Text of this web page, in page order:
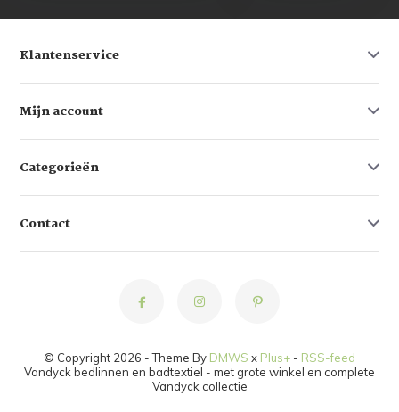
Klantenservice
Mijn account
Categorieën
Contact
© Copyright 2026 - Theme By DMWS x Plus+ - RSS-feed
Vandyck bedlinnen en badtextiel - met grote winkel en complete
Vandyck collectie